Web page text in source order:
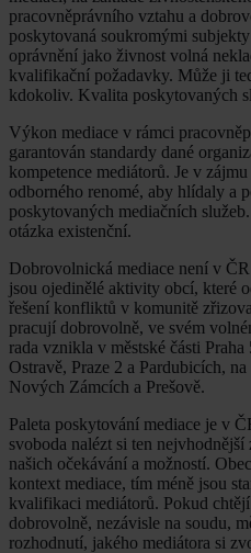
pracovněprávního vztahu a
poskytovaná soukromými
oprávnění jako živnost volná
kvalifikační požadavky. Může ji
kdokoliv. Kvalita poskytovaných
Výkon mediace v rámci
garantován standardy dané
kompetence mediátorů. Je v
odborného renomé, aby hlídaly a
poskytovaných mediačních
otázka existenční.
Dobrovolnická mediace není v
jsou ojedinělé aktivity obcí, které
řešení konfliktů v komunitě
pracují dobrovolně, ve svém
rada vznikla v městské části
Ostravě, Praze 2 a Pardubicích,
Nových Zámcích a Prešově.
Paleta poskytování mediace je v
svoboda nalézt si ten
našich očekávání a možností.
kontext mediace, tím méně jsou
kvalifikaci mediátorů. Pokud
dobrovolně, nezávisle na soudu,
rozhodnutí, jakého mediátora si